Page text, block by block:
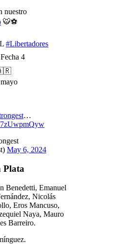
nuestro
🐯⚽
#Libertadores
4
🇦🇷
…
May 6, 2024
Plata
Benedetti, Emanuel
Nicolás
Eros Mancuso,
Naya, Mauro
Barreiro.